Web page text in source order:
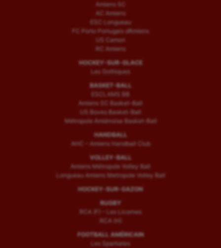
Amiens SC
AC Amiens
ESC Longueau
FC Porto Portugais d’Amiens
US Camon
RC Amiens
HOCKEY-SUR-GLACE
Les Gothiques
BASKET-BALL
ESCLAMS BB
Amiens SC Basket-Ball
US Boves Basket-Ball
Métropole Amiénoise Basket-Ball
HANDBALL
AHC – Amiens Handball Club
VOLLEY-BALL
Amiens Métropole Volley Ball
Longueau Amiens Metropole Volley Ball
HOCKEY-SUR-GAZON
RUGBY
RCA (F) – Les Licornes
RCA (H)
FOOTBALL AMÉRICAIN
Les Spartiates